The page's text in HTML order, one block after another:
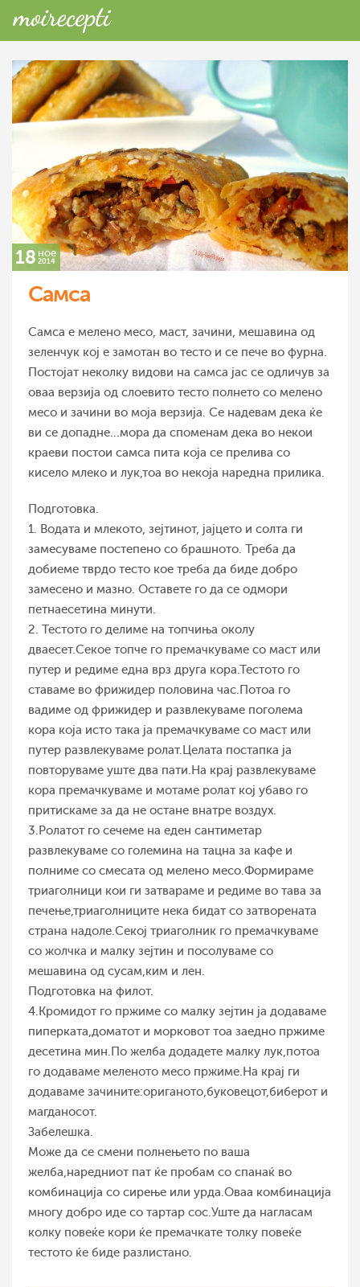
18 ное
2014
Самса
Самса е мелено месо, маст, зачини, мешавина од
зеленчук кој е замотан во тесто и се пече во фурна.
Постојат неколку видови на самса јас се одличув за
оваа верзија од слоевито тесто полнето со мелено
месо и зачини во моја верзија. Се надевам дека ќе
ви се допадне...мора да споменам дека во некои
краеви постои самса пита која се прелива со
кисело млеко и лук,тоа во некоја наредна прилика.
Подготовка.
1. Водата и млекото, зејтинот, јајцето и солта ги
замесуваме постепено со брашното. Треба да
добиеме тврдо тесто кое треба да биде добро
замесено и мазно. Оставете го да се одмори
петнаесетина минути.
2. Тестото го делиме на топчиња околу
дваесет.Секое топче го премачкуваме со маст или
путер и редиме една врз друга кора.Тестото го
ставаме во фрижидер половина час.Потоа го
вадиме од фрижидер и развлекуваме поголема
кора која исто така ја премачкуваме со маст или
путер развлекуваме ролат.Целата постапка ја
повторуваме уште два пати.На крај развлекуваме
кора премачкуваме и мотаме ролат кој убаво го
притискаме за да не остане внатре воздух.
3.Ролатот го сечеме на еден сантиметар
развлекуваме со големина на тацна за кафе и
полниме со смесата од мелено месо.Формираме
триаголници кои ги затвараме и редиме во тава за
печење,триаголниците нека бидат со затворената
страна надоле.Секој триаголник го премачкуваме
со жолчка и малку зејтин и посолуваме со
мешавина од сусам,ким и лен.
Подготовка на филот.
4.Кромидот го пржиме со малку зејтин ја додаваме
пиперката,доматот и морковот тоа заедно пржиме
десетина мин.По желба додадете малку лук,потоа
го додаваме меленото месо пржиме.На крај ги
додаваме зачините:ориганото,буковецот,биберот и
магданосот.
Забелешка.
Може да се смени полнењето по ваша
желба,наредниот пат ќе пробам со спанаќ во
комбинација со сирење или урда.Оваа комбинација
многу добро иде со тартар сос.Уште да нагласам
колку повеќе кори ќе премачкате толку повеќе
тестото ќе биде разлистано.